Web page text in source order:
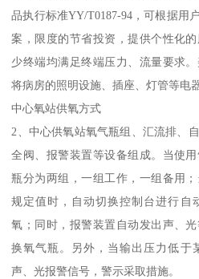
品执行标准YY/T0187-94，可根据用
案，限度的节省投资，提供个性化
少终端均满足终端压力、流量要求
将病房的照明设施、插座、灯管等电
中心氧站供氧方式
2、中心供氧站氧气瓶组、汇流排、
全阀、报警装置等设备组成。当使
瓶分为两组，一组工作，一组备用
规定值时，自动切换控制台进行自
氧；同时，报警装置自动发出声、
换氧气瓶。另外，当输出压力低于
声、光报警信号，警示采取措施。